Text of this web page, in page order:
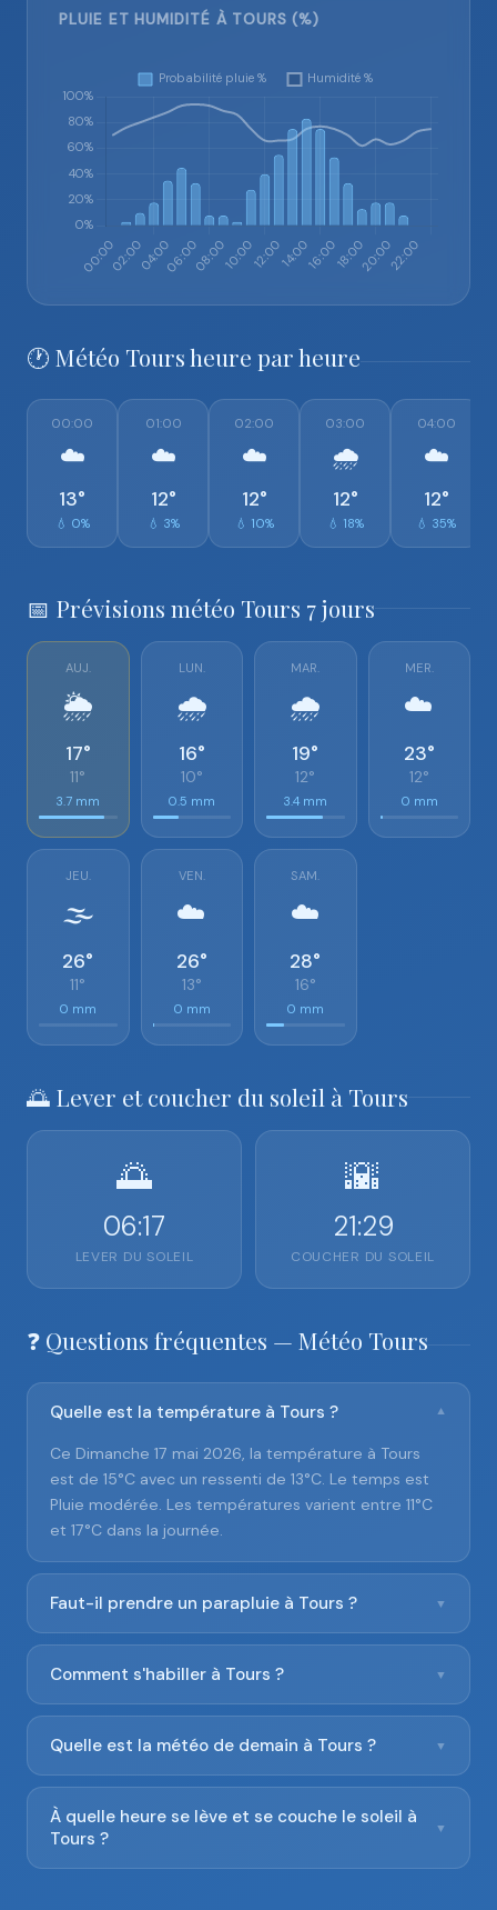
PLUIE ET HUMIDITÉ À TOURS (%)
🕐 Météo Tours heure par heure
00:00
☁️
13°
💧 0%
01:00
☁️
12°
💧 3%
02:00
☁️
12°
💧 10%
03:00
🌧️
12°
💧 18%
04:00
☁️
12°
💧 35%
📅 Prévisions météo Tours 7 jours
AUJ.
🌦️
17°
11°
3.7 mm
LUN.
🌧️
16°
10°
0.5 mm
MAR.
🌧️
19°
12°
3.4 mm
MER.
☁️
23°
12°
0 mm
JEU.
🌫️
26°
11°
0 mm
VEN.
☁️
26°
13°
0 mm
SAM.
☁️
28°
16°
0 mm
🌅 Lever et coucher du soleil à Tours
🌅
06:17
LEVER DU SOLEIL
🌇
21:29
COUCHER DU SOLEIL
❓ Questions fréquentes — Météo Tours
Quelle est la température à Tours ? ▼
Ce Dimanche 17 mai 2026, la température à Tours
est de 15°C avec un ressenti de 13°C. Le temps est
Pluie modérée. Les températures varient entre 11°C
et 17°C dans la journée.
Faut-il prendre un parapluie à Tours ? ▼
Comment s'habiller à Tours ? ▼
Quelle est la météo de demain à Tours ? ▼
À quelle heure se lève et se couche le soleil à
Tours ?
▼